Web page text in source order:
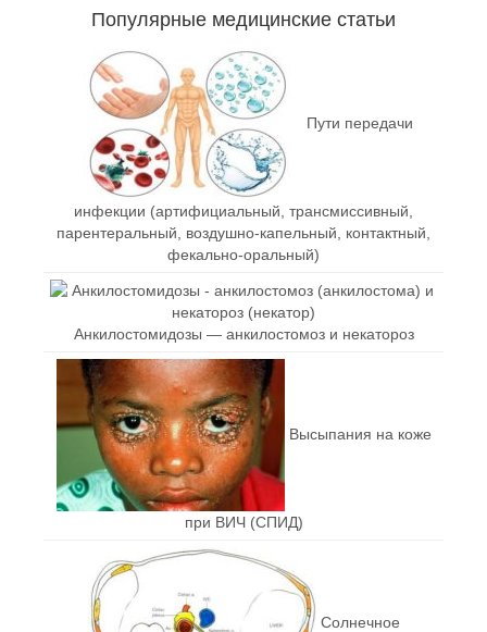
Популярные медицинские статьи
Пути передачи
инфекции (артифициальный, трансмиссивный,
парентеральный, воздушно-капельный, контактный,
фекально-оральный)
Анкилостомидозы — анкилостомоз и некатороз
Высыпания на коже
при ВИЧ (СПИД)
Солнечное